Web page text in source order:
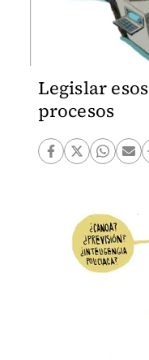
Legislar esos
procesos